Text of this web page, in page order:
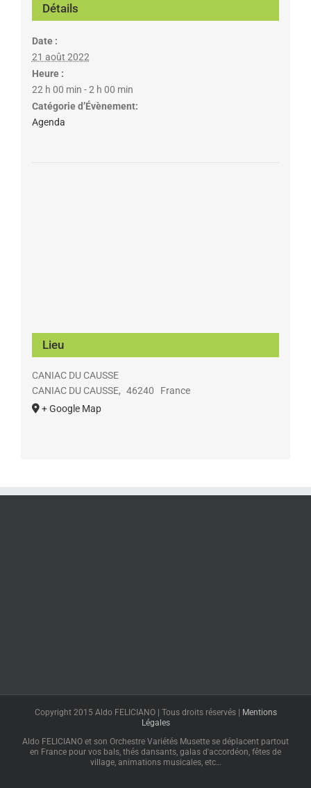
Détails
Date :
21 août 2022
Heure :
22 h 00 min - 2 h 00 min
Catégorie d’Évènement:
Agenda
Lieu
CANIAC DU CAUSSE
CANIAC DU CAUSSE, 46240
France
+ Google Map
Copyright 2015 Aldo FELICIANO | Tous droits réservés |
Mentions
Légales
Aldo FELICIANO et son Orchestre Variétés Musette se déplacent partout
en France pour vos bals, thés dansants, galas d'accordéon, fêtes de
village, animations musicales, etc…